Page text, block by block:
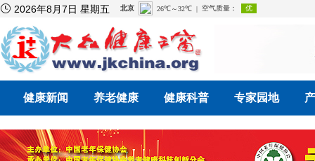
 2026年8月7日 星期五
健康新闻 养老健康 健康科普 专家园地